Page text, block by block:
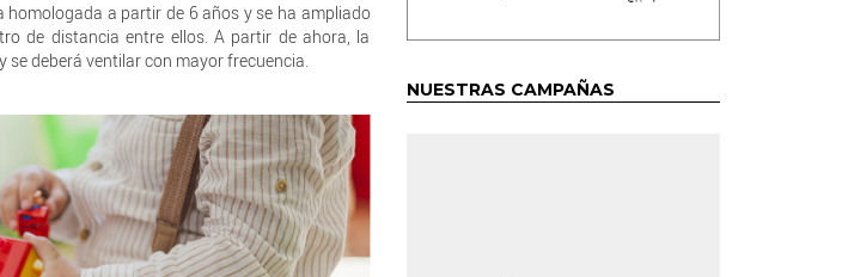
a partir de 6 años y se ha ampliado
de distancia entre ellos. A partir de ahora, la
se deberá ventilar con mayor frecuencia.
NUESTRAS CAMPAÑAS